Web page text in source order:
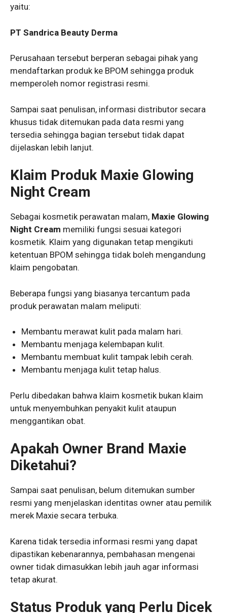
yaitu:
PT Sandrica Beauty Derma
Perusahaan tersebut berperan sebagai pihak yang
mendaftarkan produk ke BPOM sehingga produk
memperoleh nomor registrasi resmi.
Sampai saat penulisan, informasi distributor secara
khusus tidak ditemukan pada data resmi yang
tersedia sehingga bagian tersebut tidak dapat
dijelaskan lebih lanjut.
Klaim Produk Maxie Glowing
Night Cream
Sebagai kosmetik perawatan malam, Maxie Glowing
Night Cream memiliki fungsi sesuai kategori
kosmetik. Klaim yang digunakan tetap mengikuti
ketentuan BPOM sehingga tidak boleh mengandung
klaim pengobatan.
Beberapa fungsi yang biasanya tercantum pada
produk perawatan malam meliputi:
Membantu merawat kulit pada malam hari.
Membantu menjaga kelembapan kulit.
Membantu membuat kulit tampak lebih cerah.
Membantu menjaga kulit tetap halus.
Perlu dibedakan bahwa klaim kosmetik bukan klaim
untuk menyembuhkan penyakit kulit ataupun
menggantikan obat.
Apakah Owner Brand Maxie
Diketahui?
Sampai saat penulisan, belum ditemukan sumber
resmi yang menjelaskan identitas owner atau pemilik
merek Maxie secara terbuka.
Karena tidak tersedia informasi resmi yang dapat
dipastikan kebenarannya, pembahasan mengenai
owner tidak dimasukkan lebih jauh agar informasi
tetap akurat.
Status Produk yang Perlu Dicek